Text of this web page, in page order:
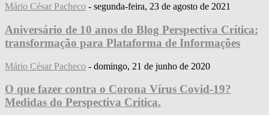
Mário César Pacheco - segunda-feira, 23 de agosto de 2021
Aniversário de 10 anos do Blog Perspectiva Crítica:
transformação para Plataforma de Informações
Mário César Pacheco - domingo, 21 de junho de 2020
O que fazer contra o Corona Vírus Covid-19?
Medidas do Perspectiva Crítica.